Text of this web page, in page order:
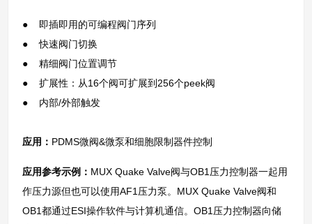
● 即插即用的可编程阀门序列
● 快速阀门切换
● 精细阀门位置调节
● 扩展性：从16个阀可扩展到256个peek阀
● 内部/外部触发
应用： PDMS微阀&微泵和细胞限制器件控制
应用参考示例： MUX Quake Valve阀与OB1压力控制器一起用
作压力源但也可以使用AF1压力泵。MUX Quake Valve阀和
OB1都通过ESI操作软件与计算机通信。OB1压力控制器向储